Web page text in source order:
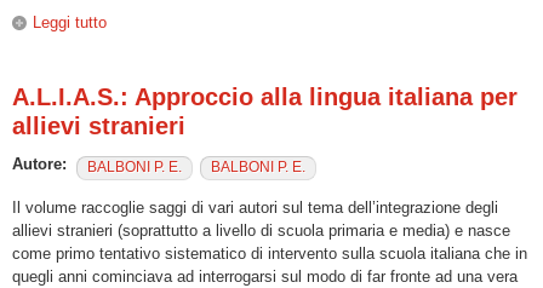
Leggi tutto
A.L.I.A.S.: Approccio alla lingua italiana per
allievi stranieri
Autore: BALBONI P. E. BALBONI P. E.
Il volume raccoglie saggi di vari autori sul tema dell’integrazione degli
allievi stranieri (soprattutto a livello di scuola primaria e media) e nasce
come primo tentativo sistematico di intervento sulla scuola italiana che in
quegli anni cominciava ad interrogarsi sul modo di far fronte ad una vera